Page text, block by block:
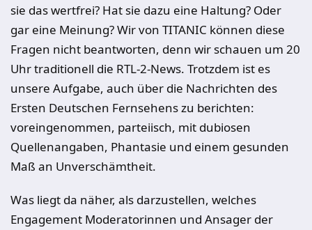
sie das wertfrei? Hat sie dazu eine Haltung? Oder
gar eine Meinung? Wir von TITANIC können diese
Fragen nicht beantworten, denn wir schauen um 20
Uhr traditionell die RTL-2-News. Trotzdem ist es
unsere Aufgabe, auch über die Nachrichten des
Ersten Deutschen Fernsehens zu berichten:
voreingenommen, parteiisch, mit dubiosen
Quellenangaben, Phantasie und einem gesunden
Maß an Unverschämtheit.
Was liegt da näher, als darzustellen, welches
Engagement Moderatorinnen und Ansager der